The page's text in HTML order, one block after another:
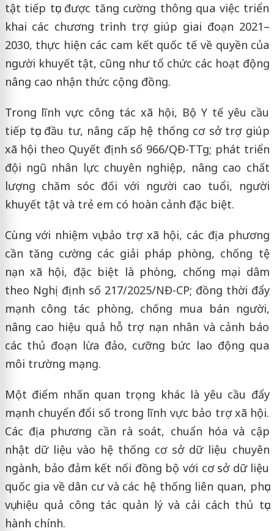
tật tiếp tục được tăng cường thông qua việc triển
khai các chương trình trợ giúp giai đoạn 2021–
2030, thực hiện các cam kết quốc tế về quyền của
người khuyết tật, cũng như tổ chức các hoạt động
nâng cao nhận thức cộng đồng.
Trong lĩnh vực công tác xã hội, Bộ Y tế yêu cầu
tiếp tục đầu tư, nâng cấp hệ thống cơ sở trợ giúp
xã hội theo Quyết định số 966/QĐ-TTg; phát triển
đội ngũ nhân lực chuyên nghiệp, nâng cao chất
lượng chăm sóc đối với người cao tuổi, người
khuyết tật và trẻ em có hoàn cảnh đặc biệt.
Cùng với nhiệm vụ bảo trợ xã hội, các địa phương
cần tăng cường các giải pháp phòng, chống tệ
nạn xã hội, đặc biệt là phòng, chống mại dâm
theo Nghị định số 217/2025/NĐ-CP; đồng thời đẩy
mạnh công tác phòng, chống mua bán người,
nâng cao hiệu quả hỗ trợ nạn nhân và cảnh báo
các thủ đoạn lừa đảo, cưỡng bức lao động qua
môi trường mạng.
Một điểm nhấn quan trọng khác là yêu cầu đẩy
mạnh chuyển đổi số trong lĩnh vực bảo trợ xã hội.
Các địa phương cần rà soát, chuẩn hóa và cập
nhật dữ liệu vào hệ thống cơ sở dữ liệu chuyên
ngành, bảo đảm kết nối đồng bộ với cơ sở dữ liệu
quốc gia về dân cư và các hệ thống liên quan, phục
vụ hiệu quả công tác quản lý và cải cách thủ tục
hành chính.